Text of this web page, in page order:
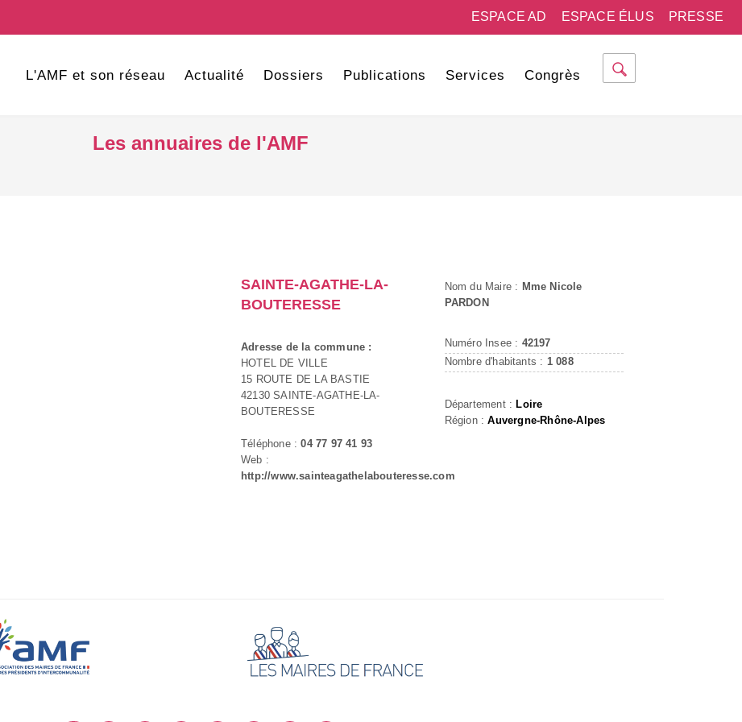
PRESSE
ESPACE ÉLUS
ESPACE AD
L'AMF et son réseau Actualité Dossiers Publications Services Congrès
Les annuaires de l'AMF
SAINTE-AGATHE-LA-
BOUTERESSE
Adresse de la commune :
HOTEL DE VILLE
15 ROUTE DE LA BASTIE
42130 SAINTE-AGATHE-LA-
BOUTERESSE
Téléphone :04 77 97 41 93
Web :
http://www.sainteagathelabouteresse.com
Nom du Maire : Mme Nicole
PARDON
Numéro Insee : 42197
Nombre d'habitants : 1 088
Département :Loire
Région :Auvergne-Rhône-Alpes